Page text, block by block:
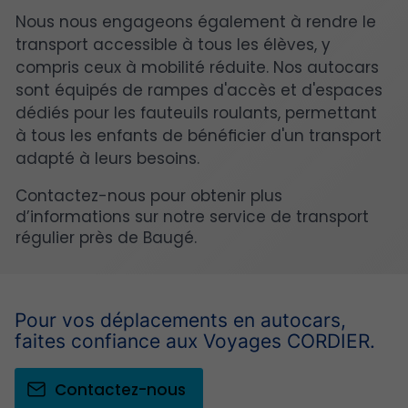
Nous nous engageons également à rendre le
transport accessible à tous les élèves, y
compris ceux à mobilité réduite. Nos autocars
sont équipés de rampes d'accès et d'espaces
dédiés pour les fauteuils roulants, permettant
à tous les enfants de bénéficier d'un transport
adapté à leurs besoins.
Contactez-nous pour obtenir plus
d’informations sur notre service de transport
régulier près de Baugé.
Pour vos déplacements en autocars,
faites confiance aux Voyages CORDIER.
Contactez-nous